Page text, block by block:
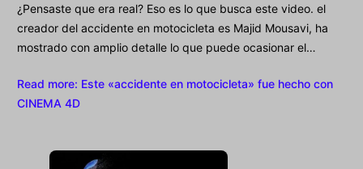
¿Pensaste que era real? Eso es lo que busca este video. el
creador del accidente en motocicleta es Majid Mousavi, ha
mostrado con amplio detalle lo que puede ocasionar el…
Read more: Este «accidente en motocicleta» fue hecho con
CINEMA 4D